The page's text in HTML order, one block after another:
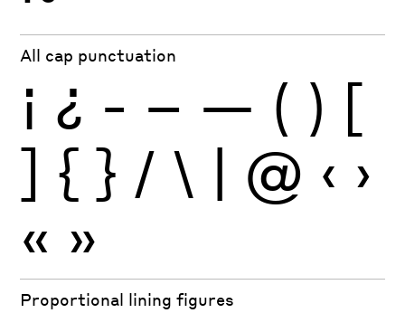
All cap punctuation
¡ ¿ - – — ( ) [
] { } / \ | @ ‹ ›
« »
Proportional lining figures